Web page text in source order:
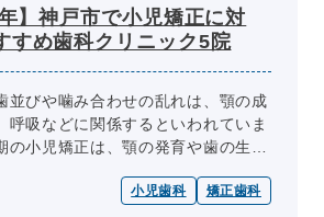
】神戸市で小児矯正に対
すめ歯科クリニック5院
並びや噛み合わせの乱れは、顎の成
呼吸などに関係するといわれていま
の小児矯正は、顎の発育や歯の生え
が目的です。治療の開始...
小児歯科 矯正歯科